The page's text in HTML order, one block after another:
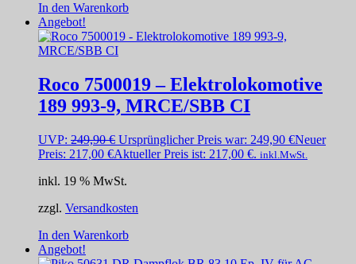
In den Warenkorb
Angebot!
Roco 7500019 – Elektrolokomotive
189 993-9, MRCE/SBB CI
UVP: 249,90€ Ursprünglicher Preis war: 249,90 €Neuer
Preis: 217,00 €Aktueller Preis ist: 217,00 €. inkl.MwSt.
inkl. 19 % MwSt.
zzgl. Versandkosten
In den Warenkorb
Angebot!